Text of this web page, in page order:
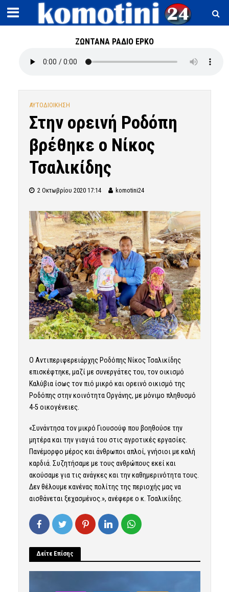
ΖΩΝΤΑΝΑ ΡΑΔΙΟ ΕΡΚΟ
ΑΥΤΟΔΙΟΙΚΗΣΗ
Στην ορεινή Ροδόπη
βρέθηκε ο Νίκος
Τσαλικίδης
2 Οκτωβρίου 2020 17:14 komotini24
Ο Αντιπεριφερειάρχης Ροδόπης Νίκος Τσαλικίδης
επισκέφτηκε, μαζί με συνεργάτες του, τον οικισμό
Καλύβια ίσως τον πιό μικρό και ορεινό οικισμό της
Ροδόπης στην κοινότητα Οργάνης, με μόνιμο πληθυσμό
4-5 οικογένειες.
«Συνάντησα τον μικρό Γιουσούφ που βοηθούσε την
μητέρα και την γιαγιά του στις αγροτικές εργασίες.
Πανέμορφο μέρος και άνθρωποι απλοί, γνήσιοι με καλή
καρδιά. Συζητήσαμε με τους ανθρώπους εκεί και
ακούσαμε για τις ανάγκες και την καθημερινότητα τους.
Δεν θέλουμε κανένας πολίτης της περιοχής μας να
αισθάνεται ξεχασμένος.», ανέφερε ο κ. Τσαλικίδης.
Δείτε Επίσης